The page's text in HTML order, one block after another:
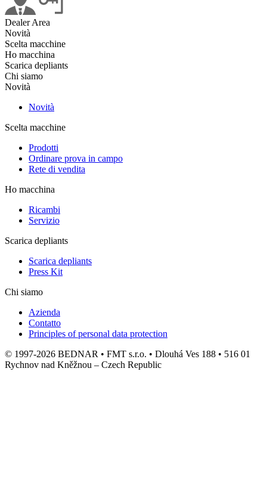
Dealer Area
Novità
Scelta macchine
Ho macchina
Scarica depliants
Chi siamo
Novità
Novità
Scelta macchine
Prodotti
Ordinare prova in campo
Rete di vendita
Ho macchina
Ricambi
Servizio
Scarica depliants
Scarica depliants
Press Kit
Chi siamo
Azienda
Contatto
Principles of personal data protection
© 1997-2026 BEDNAR • FMT s.r.o. • Dlouhá Ves 188 • 516 01
Rychnov nad Kněžnou – Czech Republic